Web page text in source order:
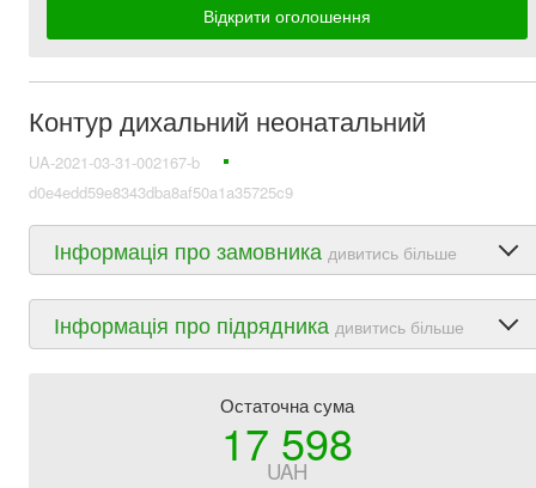
Відкрити оголошення
Контур дихальний неонатальний
UA-2021-03-31-002167-b
d0e4edd59e8343dba8af50a1a35725c9
Інформація про замовника дивитись більше
Інформація про підрядника дивитись більше
Остаточна сума
17 598
UAH